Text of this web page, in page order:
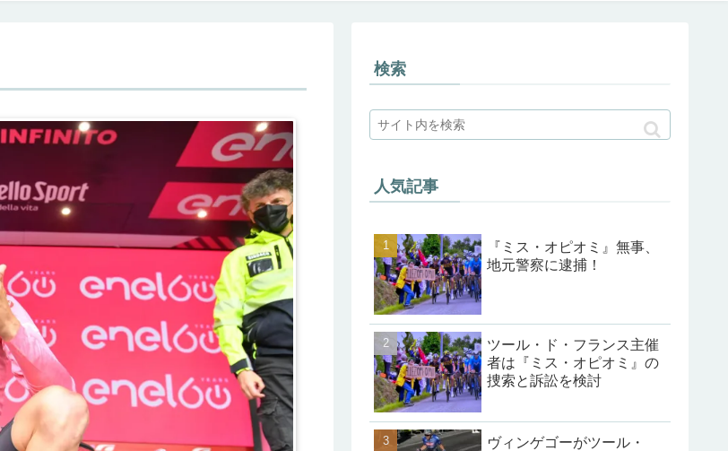
検索
人気記事
『ミス・オピオミ』無事、
地元警察に逮捕！
ツール・ド・フランス主催
者は『ミス・オピオミ』の
捜索と訴訟を検討
ヴィンゲゴーがツール・